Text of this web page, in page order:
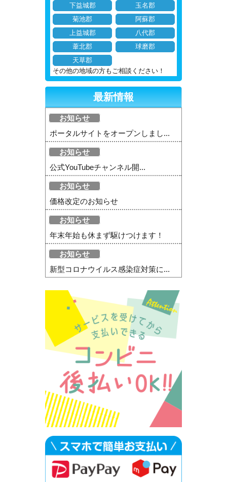
下益城郡
玉名郡
菊池郡
阿蘇郡
上益城郡
八代郡
葦北郡
球磨郡
天草郡
その他の地域の方もご相談ください！
最新情報
お知らせ
ポータルサイトをオープンしまし...
お知らせ
公式YouTubeチャンネル開...
お知らせ
価格改定のお知らせ
お知らせ
年末年始も休まず駆けつけます！
お知らせ
新型コロナウイルス感染症対策に...